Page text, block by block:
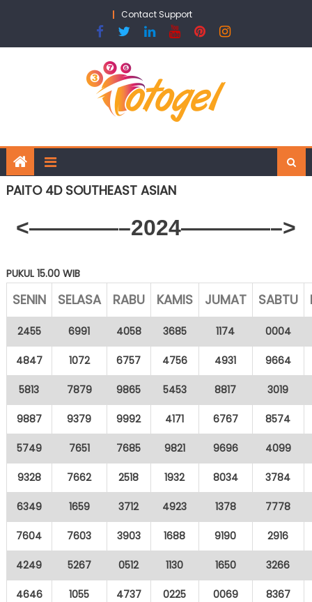
Contact Support
PAITO 4D SOUTHEAST ASIAN
<————–2024————–>
PUKUL 15.00 WIB
SENIN SELASA RABU KAMIS JUMAT SABTU
2455 6991 4058 3685 1174 0004
4847 1072 6757 4756 4931 9664
5813 7879 9865 5453 8817 3019
9887 9379 9992 4171 6767 8574
5749 7651 7685 9821 9696 4099
9328 7662 2518 1932 8034 3784
6349 1659 3712 4923 1378 7778
7604 7603 3903 1688 9190 2916
4249 5267 0512 1130 1650 3266
4646 1055 4737 0225 0069 8367